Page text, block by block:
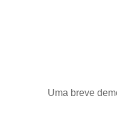
Uma breve